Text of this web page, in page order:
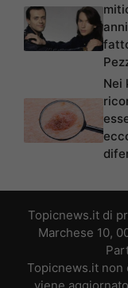
Nei
Topicnews.it di
Marchese 10,
Topicnews.it non